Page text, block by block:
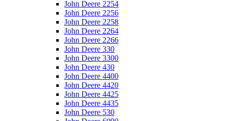
John Deere 2254
John Deere 2256
John Deere 2258
John Deere 2264
John Deere 2266
John Deere 330
John Deere 3300
John Deere 430
John Deere 4400
John Deere 4420
John Deere 4425
John Deere 4435
John Deere 530